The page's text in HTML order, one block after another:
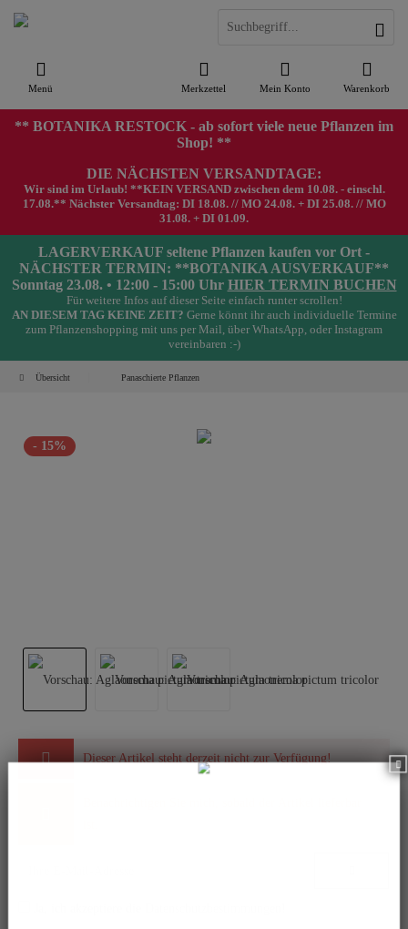
Menü Warenkorb
Merkzettel Mein Konto
** BOTANIKA RESTOCK - ab sofort viele neue Pflanzen im
Shop! **
DIE NÄCHSTEN VERSANDTAGE:
Wir sind im Urlaub! **KEIN VERSAND zwischen dem 10.08. - einschl.
17.08.** Nächster Versandtag: DI 18.08. // MO 24.08. + DI 25.08. // MO
31.08. + DI 01.09.
LAGERVERKAUF seltene Pflanzen kaufen vor Ort -
NÄCHSTER TERMIN: **BOTANIKA AUSVERKAUF**
Sonntag 23.08. • 12:00 - 15:00 Uhr HIER TERMIN BUCHEN
Für weitere Infos auf dieser Seite einfach runter scrollen!
AN DIESEM TAG KEINE ZEIT? Gerne könnt ihr auch individuelle Termine
zum Pflanzenshopping mit uns per Mail, über WhatsApp, oder Instagram
vereinbaren :-)
Übersicht Panaschierte Pflanzen
- 15%
Dieser Artikel steht derzeit nicht zur Verfügung!